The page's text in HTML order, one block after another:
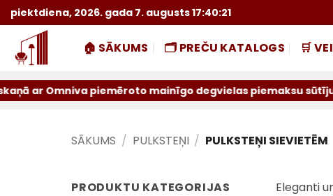
Skip
to
content
piektdiena, 2026. gada 7. augusts 17:40:21
🏠 SĀKUMS 🗂️ PREČU KATALOGS 🛒
Omniva piemēroto mainīgo degvielas piemaksu
SĀKUMS / PULKSTEŅI / PULKSTEŅI SIEVIETĒM
PRODUKTU KATEGORIJAS Eleganti